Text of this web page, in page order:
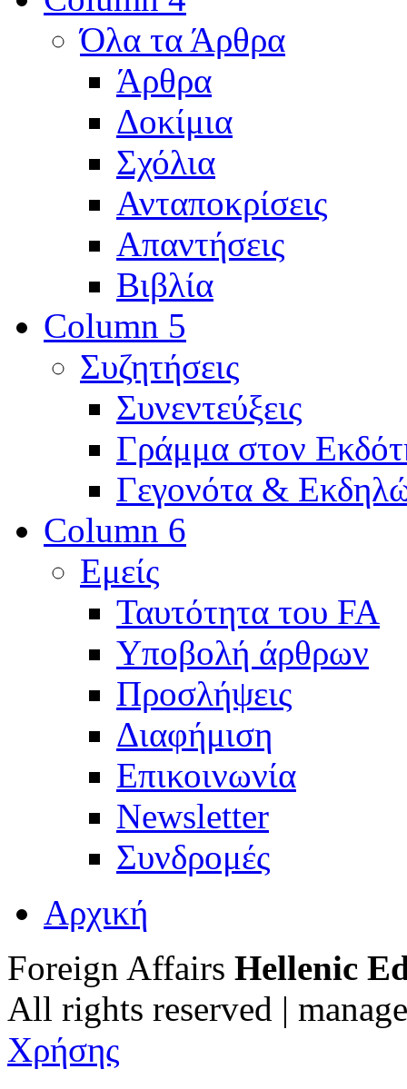
Όλα τα Άρθρα
Άρθρα
Δοκίμια
Σχόλια
Ανταποκρίσεις
Απαντήσεις
Βιβλία
Column 5
Συζητήσεις
Συνεντεύξεις
Γράμμα στον
Γεγονότα &
Column 6
Εμείς
Ταυτότητα του FA
Υποβολή άρθρων
Προσλήψεις
Διαφήμιση
Επικοινωνία
Newsletter
Συνδρομές
Αρχική
Foreign Affairs Hellenic
All rights reserved |
Χρήσης